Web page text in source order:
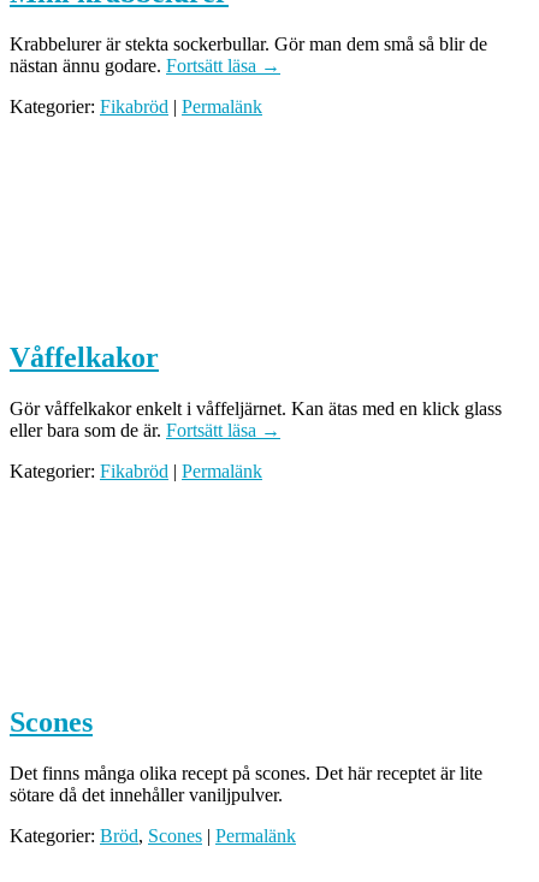
Krabbelurer är stekta sockerbullar. Gör man dem små så blir de
nästan ännu godare. Fortsätt läsa →
Kategorier: Fikabröd | Permalänk
Våffelkakor
Gör våffelkakor enkelt i våffeljärnet. Kan ätas med en klick glass
eller bara som de är. Fortsätt läsa →
Kategorier: Fikabröd | Permalänk
Scones
Det finns många olika recept på scones. Det här receptet är lite
sötare då det innehåller vaniljpulver.
Kategorier: Bröd, Scones | Permalänk